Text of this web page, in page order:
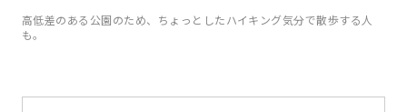
高低差のある公園のため、ちょっとしたハイキング気分で散歩する人
も。